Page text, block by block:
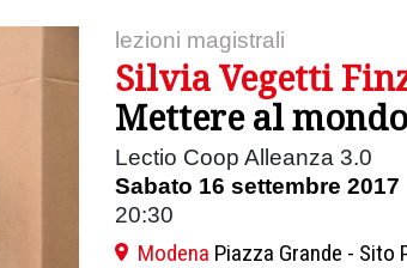
lezioni magistrali
Silvia Vegetti
Mettere al mondo
Lectio Coop Alleanza 3.0
Sabato 16 settembre 2017
20:30
Modena Piazza Grande - Sito